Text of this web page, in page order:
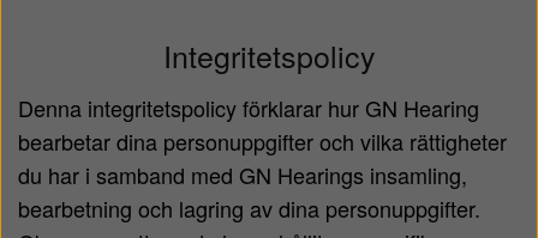
Integritetspolicy
Denna integritetspolicy förklarar hur GN Hearing
bearbetar dina personuppgifter och vilka rättigheter
du har i samband med GN Hearings insamling,
bearbetning och lagring av dina personuppgifter.